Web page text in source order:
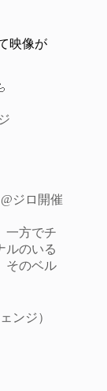
映像が
ジロ開催
一方でチ
ルのいる
そのベル
ンジ）